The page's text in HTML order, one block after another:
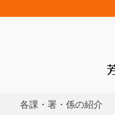
各課・署・係の紹介